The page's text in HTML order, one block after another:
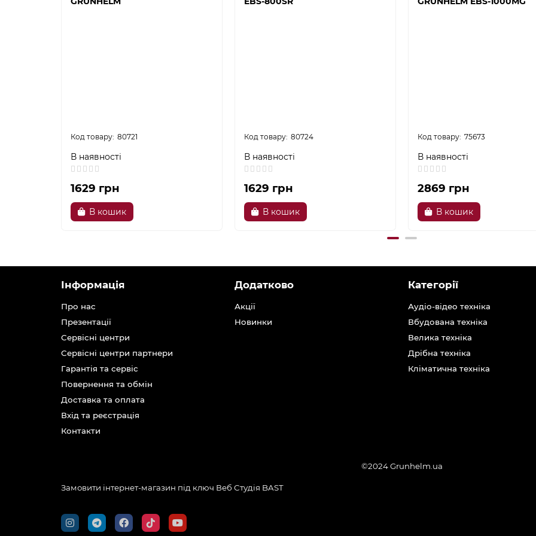
80721
В наявності
1629 грн
В кошик
80724
В наявності
1629 грн
В кошик
75673
В наявності
2869 грн
В кошик
Інформація
Про нас
Презентації
Сервісні центри
Сервісні центри партнери
Гарантія та сервіс
Повернення та обмін
Доставка та оплата
Вхід та реєстрація
Контакти
Додатково
Акції
Новинки
Категорії
Аудіо-відео техніка
Вбудована техніка
Велика техніка
Дрібна техніка
Кліматична техніка
©2024 Grunhelm.ua
Замовити інтернет-магазин під ключ Веб Студія BAST